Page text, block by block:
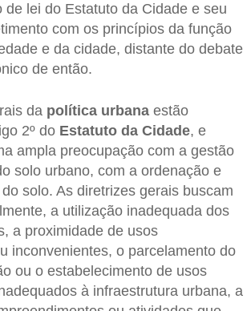
de lei do Estatuto da Cidade e seu
com os princípios da função
e da cidade, distante do debate
de então.
da política urbana estão
2º do Estatuto da Cidade, e
ampla preocupação com a gestão
solo urbano, com a ordenação e
solo. As diretrizes gerais buscam
a utilização inadequada dos
a proximidade de usos
inconvenientes, o parcelamento do
ou o estabelecimento de usos
à infraestrutura urbana, a